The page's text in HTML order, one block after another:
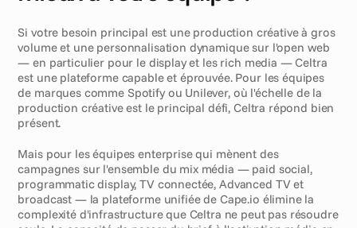
Si votre besoin principal est une production créative à gros
volume et une personnalisation dynamique sur l'open web
— en particulier pour le display et les rich media — Celtra
est une plateforme capable et éprouvée. Pour les équipes
de marques comme Spotify ou Unilever, où l'échelle de la
production créative est le principal défi, Celtra répond bien
présent.
Mais pour les équipes enterprise qui mènent des
campagnes sur l'ensemble du mix média — paid social,
programmatic display, TV connectée, Advanced TV et
broadcast — la plateforme unifiée de Cape.io élimine la
complexité d'infrastructure que Celtra ne peut pas résoudre